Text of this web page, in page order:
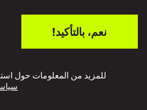
نعم، بالتأكيد!
للمزيد من المعلومات حول